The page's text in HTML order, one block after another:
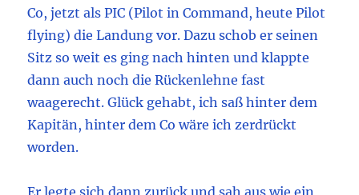
Co, jetzt als PIC (Pilot in Command, heute Pilot
flying) die Landung vor. Dazu schob er seinen
Sitz so weit es ging nach hinten und klappte
dann auch noch die Rückenlehne fast
waagerecht. Glück gehabt, ich saß hinter dem
Kapitän, hinter dem Co wäre ich zerdrückt
worden.